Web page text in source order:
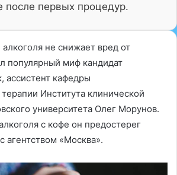
первых процедур.
не снижает вред от
популярный миф кандидат
ассистент кафедры
Института клинической
университета Олег Морунов.
с кофе он предостерег
агентством «Москва».